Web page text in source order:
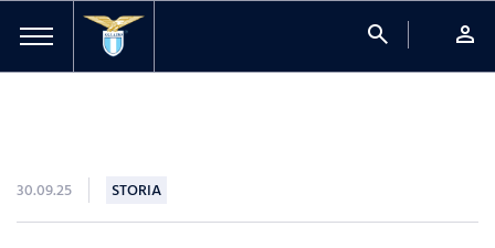
search person
30.09.25 STORIA